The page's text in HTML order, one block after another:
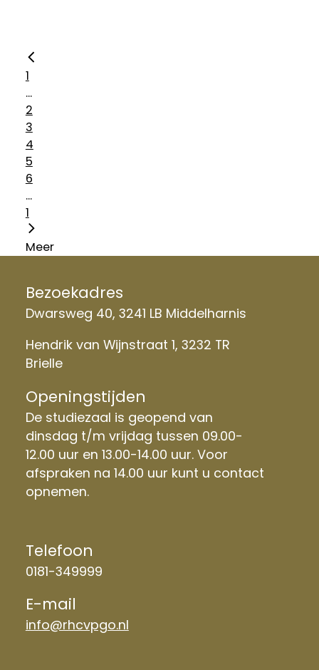
1
...
2
3
4
5
6
...
1
Meer
Bezoekadres
Dwarsweg 40, 3241 LB Middelharnis
Hendrik van Wijnstraat 1, 3232 TR
Brielle
Openingstijden
De studiezaal is geopend van
dinsdag t/m vrijdag tussen 09.00-
12.00 uur en 13.00-14.00 uur. Voor
afspraken na 14.00 uur kunt u contact
opnemen.
Telefoon
0181-349999
E-mail
info@rhcvpgo.nl